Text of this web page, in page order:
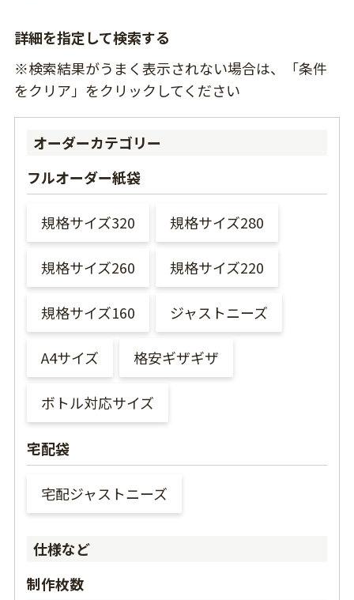
詳細を指定して検索する
※検索結果がうまく表示されない場合は、「条件
をクリア」をクリックしてください
オーダーカテゴリー
フルオーダー紙袋
規格サイズ320 規格サイズ280
規格サイズ260 規格サイズ220
規格サイズ160 ジャストニーズ
A4サイズ 格安ギザギザ
ボトル対応サイズ
宅配袋
宅配ジャストニーズ
仕様など
制作枚数